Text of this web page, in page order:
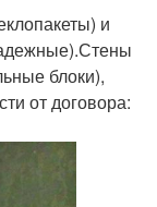
и
блоки),
от договора: